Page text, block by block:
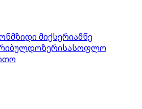
მიქსერიამწე
ბულდოზერისასოფლო